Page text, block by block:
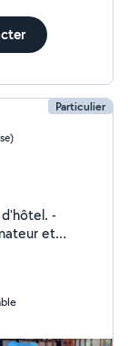
Particulier
-
et